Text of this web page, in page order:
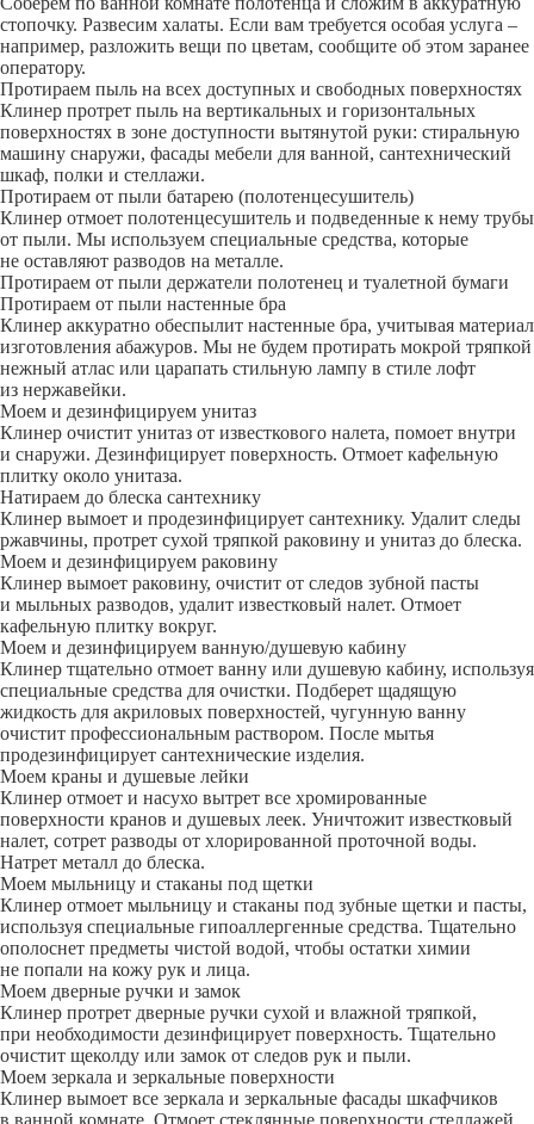
стопочку. Развесим халаты. Если вам требуется особая услуга –
например, разложить вещи по цветам, сообщите об этом заранее
оператору.
Протираем пыль на всех доступных и свободных поверхностях
Клинер протрет пыль на вертикальных и горизонтальных
поверхностях в зоне доступности вытянутой руки: стиральную
машину снаружи, фасады мебели для ванной, сантехнический
шкаф, полки и стеллажи.
Протираем от пыли батарею (полотенцесушитель)
Клинер отмоет полотенцесушитель и подведенные к нему трубы
от пыли. Мы используем специальные средства, которые
не оставляют разводов на металле.
Протираем от пыли держатели полотенец и туалетной бумаги
Протираем от пыли настенные бра
Клинер аккуратно обеспылит настенные бра, учитывая материал
изготовления абажуров. Мы не будем протирать мокрой тряпкой
нежный атлас или царапать стильную лампу в стиле лофт
из нержавейки.
Моем и дезинфицируем унитаз
Клинер очистит унитаз от известкового налета, помоет внутри
и снаружи. Дезинфицирует поверхность. Отмоет кафельную
плитку около унитаза.
Натираем до блеска сантехнику
Клинер вымоет и продезинфицирует сантехнику. Удалит следы
ржавчины, протрет сухой тряпкой раковину и унитаз до блеска.
Моем и дезинфицируем раковину
Клинер вымоет раковину, очистит от следов зубной пасты
и мыльных разводов, удалит известковый налет. Отмоет
кафельную плитку вокруг.
Моем и дезинфицируем ванную/душевую кабину
Клинер тщательно отмоет ванну или душевую кабину, используя
специальные средства для очистки. Подберет щадящую
жидкость для акриловых поверхностей, чугунную ванну
очистит профессиональным раствором. После мытья
продезинфицирует сантехнические изделия.
Моем краны и душевые лейки
Клинер отмоет и насухо вытрет все хромированные
поверхности кранов и душевых леек. Уничтожит известковый
налет, сотрет разводы от хлорированной проточной воды.
Натрет металл до блеска.
Моем мыльницу и стаканы под щетки
Клинер отмоет мыльницу и стаканы под зубные щетки и пасты,
используя специальные гипоаллергенные средства. Тщательно
ополоснет предметы чистой водой, чтобы остатки химии
не попали на кожу рук и лица.
Моем дверные ручки и замок
Клинер протрет дверные ручки сухой и влажной тряпкой,
при необходимости дезинфицирует поверхность. Тщательно
очистит щеколду или замок от следов рук и пыли.
Моем зеркала и зеркальные поверхности
Клинер вымоет все зеркала и зеркальные фасады шкафчиков
в ванной комнате. Отмоет стеклянные поверхности стеллажей,